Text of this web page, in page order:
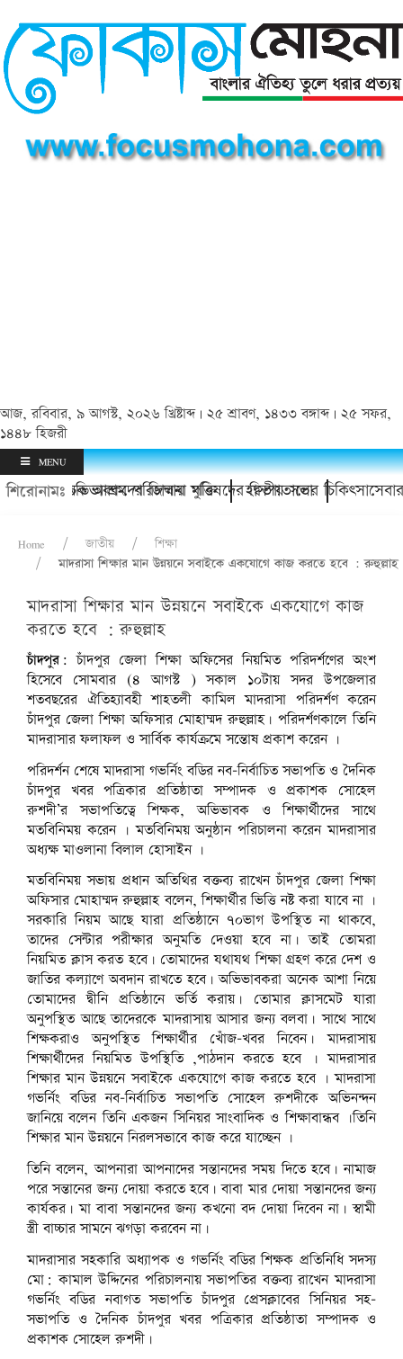
আজ, রবিবার, ৯ আগস্ট, ২০২৬ খ্রিষ্টাব্দ | ২৫ শ্রাবণ, ১৪৩৩ বঙ্গাব্দ | ২৫ সফর,
১৪৪৮ হিজরী
MENU
শিরোনামঃঅভিভাবকদের জিম্মায় মুক্তি হাসপাতালের
অযাচক আশ্রম পরিচালনা পরিষদের দ্বিতীয় সভা
Home জাতীয়
শিক্ষা
মাদরাসা শিক্ষার মান উন্নয়নে সবাইকে একযোগে কাজ করতে হবে : রুহুল্লাহ
মাদরাসা শিক্ষার মান উন্নয়নে সবাইকে একযোগে কাজ
করতে হবে : রুহুল্লাহ
চাঁদপুর:চাঁদপুর জেলা শিক্ষা অফিসের নিয়মিত পরিদর্শণের অংশ
হিসেবে সোমবার (৪ আগস্ট ) সকাল ১০টায় সদর উপজেলার
শতবছরের ঐতিহ্যাবহী শাহতলী কামিল মাদরাসা পরিদর্শণ করেন
চাঁদপুর জেলা শিক্ষা অফিসার মোহাম্মদ রুহুল্লাহ। পরিদর্শণকালে তিনি
মাদরাসার ফলাফল ও সার্বিক কার্যক্রমে সন্তোষ প্রকাশ করেন ।
পরিদর্শন শেষে মাদরাসা গভর্নিং বডির নব-নির্বাচিত সভাপতি ও দৈনিক
চাঁদপুর খবর পত্রিকার প্রতিষ্ঠাতা সম্পাদক ও প্রকাশক সোহেল
রুশদী’র সভাপতিত্বে শিক্ষক, অভিভাবক ও শিক্ষার্থীদের সাথে
মতবিনিময় করেন । মতবিনিময় অনুষ্ঠান পরিচালনা করেন মাদরাসার
অধ্যক্ষ মাওলানা বিলাল হোসাইন ।
মতবিনিময় সভায় প্রধান অতিথির বক্তব্য রাখেন চাঁদপুর জেলা শিক্ষা
অফিসার মোহাম্মদ রুহুল্লাহ বলেন, শিক্ষার্থীর ভিত্তি নষ্ট করা যাবে না ।
সরকারি নিয়ম আছে যারা প্রতিষ্ঠানে ৭০ভাগ উপস্থিত না থাকবে,
তাদের সেন্টার পরীক্ষার অনুমতি দেওয়া হবে না। তাই তোমরা
নিয়মিত ক্লাস করত হবে। তোমাদের যথাযথ শিক্ষা গ্রহণ করে দেশ ও
জাতির কল্যাণে অবদান রাখতে হবে। অভিভাবকরা অনেক আশা নিয়ে
তোমাদের দ্বীনি প্রতিষ্ঠানে ভর্তি করায়। তোমার ক্লাসমেট যারা
অনুপস্থিত আছে তাদেরকে মাদরাসায় আসার জন্য বলবা। সাথে সাথে
শিক্ষকরাও অনুপস্থিত শিক্ষার্থীর খোঁজ-খবর নিবেন। মাদরাসায়
শিক্ষার্থীদের নিয়মিত উপস্থিতি ,পাঠদান করতে হবে । মাদরাসার
শিক্ষার মান উন্নয়নে সবাইকে একযোগে কাজ করতে হবে । মাদরাসা
গভর্নিং বডির নব-নির্বাচিত সভাপতি সোহেল রুশদীকে অভিনন্দন
জানিয়ে বলেন তিনি একজন সিনিয়র সাংবাদিক ও শিক্ষাবান্ধব ।তিনি
শিক্ষার মান উন্নয়নে নিরলসভাবে কাজ করে যাচ্ছেন ।
তিনি বলেন, আপনারা আপনাদের সন্তানদের সময় দিতে হবে। নামাজ
পরে সন্তানের জন্য দোয়া করতে হবে। বাবা মার দোয়া সন্তানদের জন্য
কার্যকর। মা বাবা সন্তানদের জন্য কখনো বদ দোয়া দিবেন না। স্বামী
স্ত্রী বাচ্চার সামনে ঝগড়া করবেন না।
মাদরাসার সহকারি অধ্যাপক ও গভর্নিং বডির শিক্ষক প্রতিনিধি সদস্য
মো: কামাল উদ্দিনের পরিচালনায় সভাপতির বক্তব্য রাখেন মাদরাসা
গভর্নিং বডির নবাগত সভাপতি চাঁদপুর প্রেসক্লাবের সিনিয়র সহ-
সভাপতি ও দৈনিক চাঁদপুর খবর পত্রিকার প্রতিষ্ঠাতা সম্পাদক ও
প্রকাশক সোহেল রুশদী।